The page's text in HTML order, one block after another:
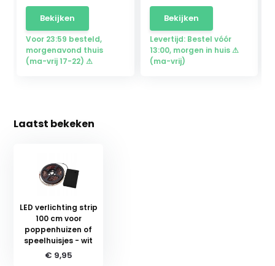
Bekijken
Voor 23:59 besteld,
morgenavond thuis
(ma-vrij 17-22) ⚠
Bekijken
Levertijd: Bestel vóór
13:00, morgen in huis ⚠
(ma-vrij)
Laatst bekeken
LED verlichting strip
100 cm voor
poppenhuizen of
speelhuisjes - wit
€ 9,95